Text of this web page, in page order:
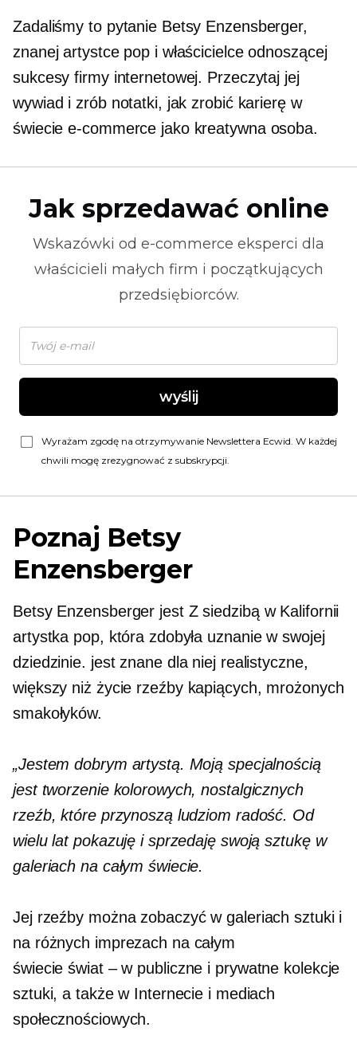
Zadaliśmy to pytanie Betsy Enzensberger,
znanej artystce pop i właścicielce odnoszącej
sukcesy firmy internetowej. Przeczytaj jej
wywiad i zrób notatki, jak zrobić karierę w
świecie e-commerce jako kreatywna osoba.
Jak sprzedawać online
Wskazówki od e-commerce eksperci dla
właścicieli małych firm i początkujących
przedsiębiorców.
wyślij
Wyrażam zgodę na otrzymywanie Newslettera Ecwid. W każdej
chwili mogę zrezygnować z subskrypcji.
Poznaj Betsy
Enzensberger
Betsy Enzensberger jest Z siedzibą w Kalifornii
artystka pop, która zdobyła uznanie w swojej
dziedzinie. jest znanedla niej realistyczne,
większy niż życie rzeźby kapiących, mrożonych
smakołyków.
„Jestem dobrym artystą. Moją specjalnością
jest tworzenie kolorowych, nostalgicznych
rzeźb, które przynoszą ludziom radość. Od
wielu lat pokazuję i sprzedaję swoją sztukę w
galeriach na całym świecie.
Jej rzeźby można zobaczyć w galeriach sztuki i
na różnych imprezach na całym
świecieświat – wpubliczne i prywatne kolekcje
sztuki, a także w Internecie i mediach
społecznościowych.